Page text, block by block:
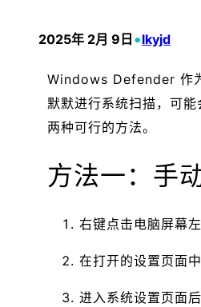
2025年 2月 9日 •lkyjd
Windows Defender 作
默默进行系统扫描，可
两种可行的方法。
方法一：手
右键点击电脑屏幕
在打开的设置页面
进入系统设置页面